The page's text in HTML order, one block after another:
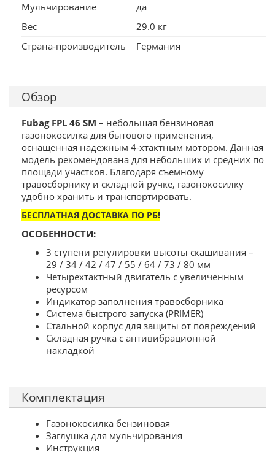
Мульчирование
да
Вес
29.0 кг
Страна-производитель
Германия
Обзор
Fubag FPL 46 SM – небольшая бензиновая
газонокосилка для бытового применения,
оснащенная надежным 4-хтактным мотором. Данная
модель рекомендована для небольших и средних по
площади участков. Благодаря съемному
травосборнику и складной ручке, газонокосилку
удобно хранить и транспортировать.
БЕСПЛАТНАЯ ДОСТАВКА ПО РБ!
ОСОБЕННОСТИ:
3 ступени регулировки высоты скашивания –
29 / 34 / 42 / 47 / 55 / 64 / 73 / 80 мм
Четырехтактный двигатель с увеличенным
ресурсом
Индикатор заполнения травосборника
Система быстрого запуска (PRIMER)
Стальной корпус для защиты от повреждений
Складная ручка с антивибрационной
накладкой
Комплектация
Газонокосилка бензиновая
Заглушка для мульчирования
Инструкция